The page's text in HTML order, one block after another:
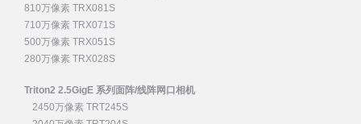
810万像素 TRX081S
710万像素 TRX071S
500万像素 TRX051S
280万像素 TRX028S
Triton2 2.5GigE 系列面阵/线阵网口相机
2450万像素 TRT245S